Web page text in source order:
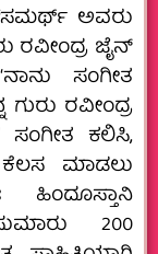
ಅವರು
ರವೀಂದ್ರ ಜೈನ್‌
ಸಂಗೀತ
ರವೀಂದ್ರ
ಕಲಿಸಿ,
ಮಾಡಲು
200